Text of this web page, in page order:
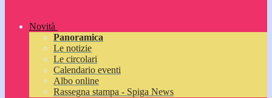
Novità
Panoramica
Le notizie
Le circolari
Calendario eventi
Albo online
Rassegna stampa - Spiga News